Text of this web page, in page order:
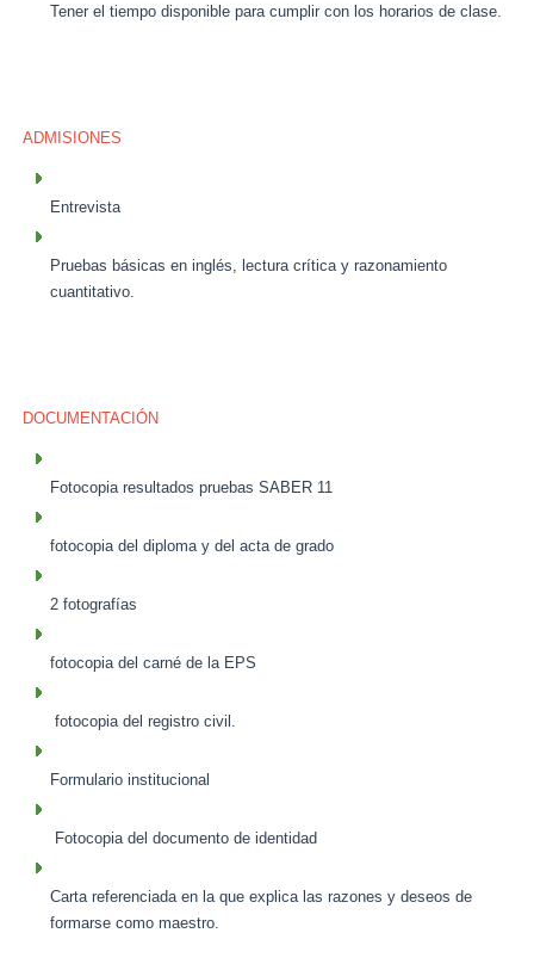
Tener el tiempo disponible para cumplir con los horarios de clase.
ADMISIONES
Entrevista
Pruebas básicas en inglés, lectura crítica y razonamiento
cuantitativo.
DOCUMENTACIÓN
Fotocopia resultados pruebas SABER 11
fotocopia del diploma y del acta de grado
2 fotografías
fotocopia del carné de la EPS
fotocopia del registro civil.
Formulario institucional
Fotocopia del documento de identidad
Carta referenciada en la que explica las razones y deseos de
formarse como maestro.